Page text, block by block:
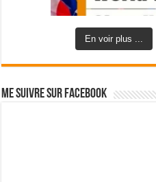
En voir plus ...
Me suivre sur Facebook